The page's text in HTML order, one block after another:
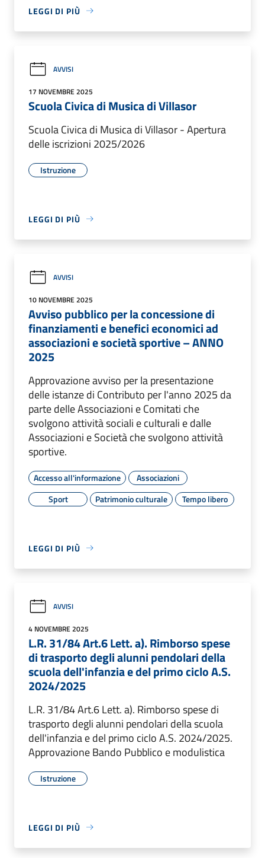
LEGGI DI PIÙ
AVVISI
17 NOVEMBRE 2025
Scuola Civica di Musica di Villasor
Scuola Civica di Musica di Villasor - Apertura
delle iscrizioni 2025/2026
Istruzione
LEGGI DI PIÙ
AVVISI
10 NOVEMBRE 2025
Avviso pubblico per la concessione di
finanziamenti e benefici economici ad
associazioni e società sportive – ANNO
2025
Approvazione avviso per la presentazione
delle istanze di Contributo per l'anno 2025 da
parte delle Associazioni e Comitati che
svolgono attività sociali e culturali e dalle
Associazioni e Società che svolgono attività
sportive.
Accesso all'informazione
Associazioni
Sport
Patrimonio culturale Tempo libero
LEGGI DI PIÙ
AVVISI
4 NOVEMBRE 2025
L.R. 31/84 Art.6 Lett. a). Rimborso spese
di trasporto degli alunni pendolari della
scuola dell'infanzia e del primo ciclo A.S.
2024/2025
L.R. 31/84 Art.6 Lett. a). Rimborso spese di
trasporto degli alunni pendolari della scuola
dell'infanzia e del primo ciclo A.S. 2024/2025.
Approvazione Bando Pubblico e modulistica
Istruzione
LEGGI DI PIÙ